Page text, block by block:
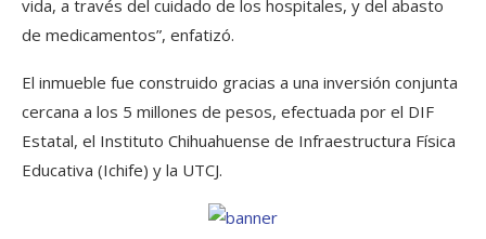
vida, a través del cuidado de los hospitales, y del abasto
de medicamentos”, enfatizó.
El inmueble fue construido gracias a una inversión conjunta
cercana a los 5 millones de pesos, efectuada por el DIF
Estatal, el Instituto Chihuahuense de Infraestructura Física
Educativa (Ichife) y la UTCJ.